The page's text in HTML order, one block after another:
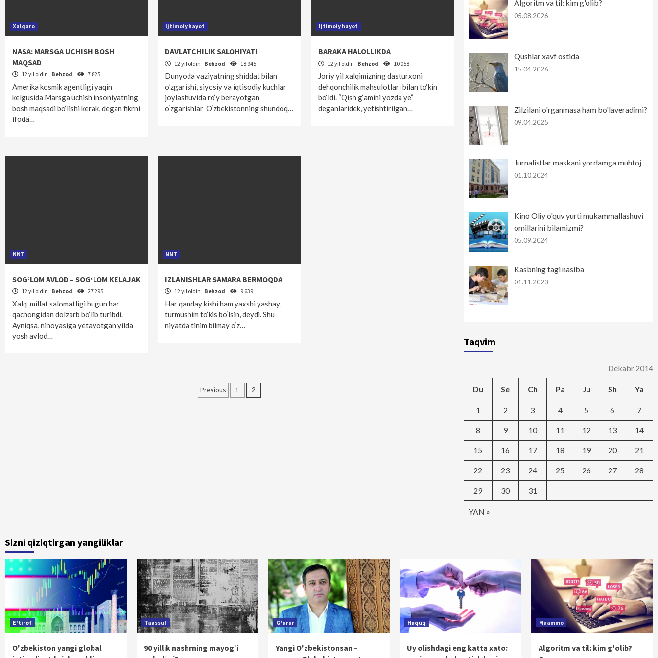
Xalqaro
NASA: MARSGA UCHISH BOSH
MAQSAD
12 yil oldin Behzod 7 825
Amerika kosmik agentligi yaqin
kelgusida Marsga uchish insoniyatning
bosh maqsadi bo‘lishi kerak, degan fikrni
ifoda…
Ijtimoiy hayot
DAVLATCHILIK SALOHIYATI
12 yil oldin Behzod 18 945
Dunyoda vaziyatning shiddat bilan
o‘zgarishi, siyosiy va iqtisodiy kuchlar
joylashuvida ro‘y berayotgan
o‘zgarishlar O‘zbekistonning shundoq…
Ijtimoiy hayot
BARAKA HALOLLIKDA
12 yil oldin Behzod 10 058
Joriy yil xalqimizning dasturxoni
dehqonchilik mahsulotlari bilan to‘kin
bo‘ldi. “Qish g‘amini yozda ye”
deganlaridek, yetishtirilgan…
NNT
SOG‘LOM AVLOD – SOG‘LOM KELAJAK
12 yil oldin Behzod 27 295
Xalq, millat salomatligi bugun har
qachongidan dolzarb bo‘lib turibdi.
Ayniqsa, nihoyasiga yetayotgan yilda
yosh avlod…
NNT
IZLANISHLAR SAMARA BERMOQDA
12 yil oldin Behzod 9 639
Har qanday kishi ham yaxshi yashay,
turmushim to‘kis bo‘lsin, deydi. Shu
niyatda tinim bilmay o‘z…
Maqolalar
Previous 1 2
Algoritm va til: kim g'olib?
05.08.2026
Qushlar xavf ostida
15.04.2026
Zilzilani o'rganmasa ham bo'laveradimi?
09.04.2025
Jurnalistlar maskani yordamga muhtoj
01.10.2024
Kino Oliy o'quv yurti mukammallashuvi
omillarini bilamizmi?
05.09.2024
Kasbning tagi nasiba
01.11.2023
Taqvim
Dekabr 2014
Du Se Ch Pa Ju Sh Ya
YAN »
1 2 3 4 5 6 7
8 9 10 11 12 13 14
15 16 17 18 19 20 21
22 23 24 25 26 27 28
29 30 31
Sizni qiziqtirgan yangiliklar
E'tirof
O'zbekiston yangi global
Taassuf
90 yillik nashrning mayog'i
G'urur
Yangi O'zbekistonsan –
Huquq
Uy olishdagi eng katta xato:
Muammo
Algoritm va til: kim g'olib?